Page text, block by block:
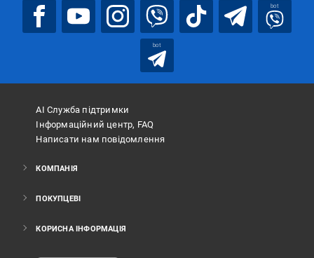
bot
bot
АІ Служба підтримки
Інформаційний центр, FAQ
Написати нам повідомлення
КОМПАНІЯ
ПОКУПЦЕВІ
КОРИСНА ІНФОРМАЦІЯ